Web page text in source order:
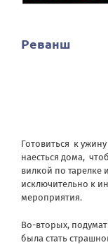
Реванш
Готовиться к
наесться дома,
вилкой по тарелке
исключительно к
мероприятия.
Во-вторых,
была стать